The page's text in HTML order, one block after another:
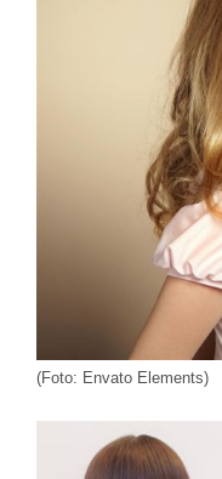
(Foto: Envato Elements)